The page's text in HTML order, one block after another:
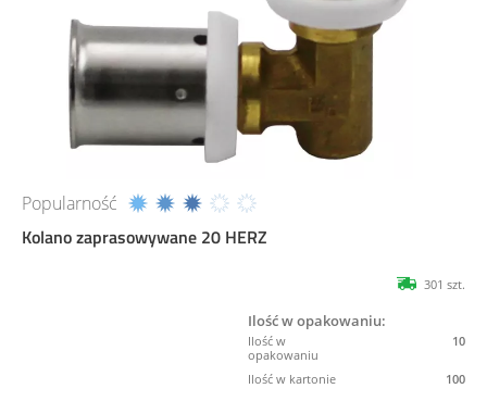
Popularność
Kolano zaprasowywane 20 HERZ
301 szt.
Ilość w opakowaniu:
10
100